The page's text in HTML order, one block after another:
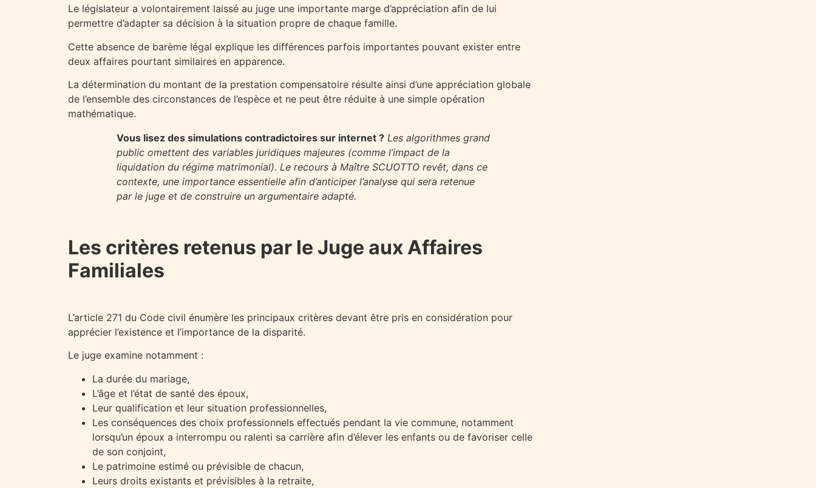
Le législateur a volontairement laissé au juge une importante marge d’appréciation afin de lui
permettre d’adapter sa décision à la situation propre de chaque famille.
Cette absence de barème légal explique les différences parfois importantes pouvant exister entre
deux affaires pourtant similaires en apparence.
La détermination du montant de la prestation compensatoire résulte ainsi d’une appréciation globale
de l’ensemble des circonstances de l’espèce et ne peut être réduite à une simple opération
mathématique.
Vous lisez des simulations contradictoires sur internet ? Les algorithmes grand
public omettent des variables juridiques majeures (comme l’impact de la
liquidation du régime matrimonial). Le recours à Maître SCUOTTO revêt, dans ce
contexte, une importance essentielle afin d’anticiper l’analyse qui sera retenue
par le juge et de construire un argumentaire adapté.
Les critères retenus par le Juge aux Affaires
Familiales
L’article 271 du Code civil énumère les principaux critères devant être pris en considération pour
apprécier l’existence et l’importance de la disparité.
Le juge examine notamment :
La durée du mariage,
L’âge et l’état de santé des époux,
Leur qualification et leur situation professionnelles,
Les conséquences des choix professionnels effectués pendant la vie commune, notamment
lorsqu’un époux a interrompu ou ralenti sa carrière afin d’élever les enfants ou de favoriser celle
de son conjoint,
Le patrimoine estimé ou prévisible de chacun,
Leurs droits existants et prévisibles à la retraite,